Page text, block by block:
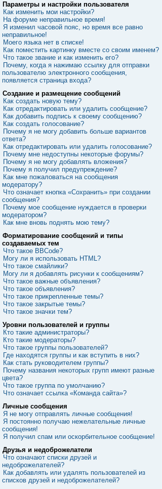
Параметры и настройки пользователя
Как изменить мои настройки?
На форуме неправильное время!
Я изменил часовой пояс, но время все равно
неправильное!
Моего языка нет в списке!
Как поместить картинку вместе со своим именем?
Что такое звание и как изменить его?
Почему, когда я нажимаю ссылку для отправки
пользователю электронного сообщения,
появляется страница входа?
Создание и размещение сообщений
Как создать новую тему?
Как отредактировать или удалить сообщение?
Как добавить подпись к своему сообщению?
Как создать голосование?
Почему я не могу добавить больше вариантов
ответа?
Как отредактировать или удалить голосование?
Почему мне недоступны некоторые форумы?
Почему я не могу добавлять вложения?
Почему я получил предупреждение?
Как мне пожаловаться на сообщения
модератору?
Что означает кнопка «Сохранить» при создании
сообщения?
Почему мое сообщение нуждается в проверки
модератором?
Как мне вновь поднять мою тему?
Форматирование сообщений и типы
создаваемых тем
Что такое BBCode?
Могу ли я использовать HTML?
Что такое смайлики?
Могу ли я добавлять рисунки к сообщениям?
Что такое важные объявления?
Что такое объявления?
Что такое прикрепленные темы?
Что такое закрытые темы?
Что такое значки тем?
Уровни пользователей и группы
Кто такие администраторы?
Кто такие модераторы?
Что такое группы пользователей?
Где находятся группы и как вступить в них?
Как стать руководителем группы?
Почему названия некоторых групп имеют разные
цвета?
Что такое группа по умолчанию?
Что означает ссылка «Команда сайта»?
Личные сообщения
Я не могу отправлять личные сообщения!
Я постоянно получаю нежелательные личные
сообщения!
Я получил спам или оскорбительное сообщение!
Друзья и недоброжелатели
Что означают списки друзей и
недоброжелателей?
Как добавлять или удалять пользователей из
списков друзей и недоброжелателей?